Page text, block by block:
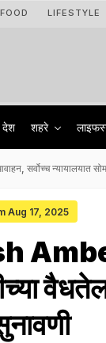
FOOD LIFESTYLE
देश शहरे
सर्वोच्च न्यायालयात
Aug 17, 2025